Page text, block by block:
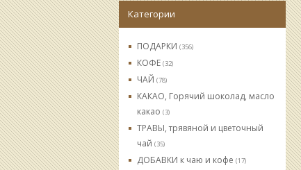
Категории
ПОДАРКИ (356)
КОФЕ (32)
ЧАЙ (78)
КАКАО, Горячий шоколад, масло
какао (3)
ТРАВЫ, трявяной и цветочный
чай (35)
ДОБАВКИ к чаю и кофе (17)